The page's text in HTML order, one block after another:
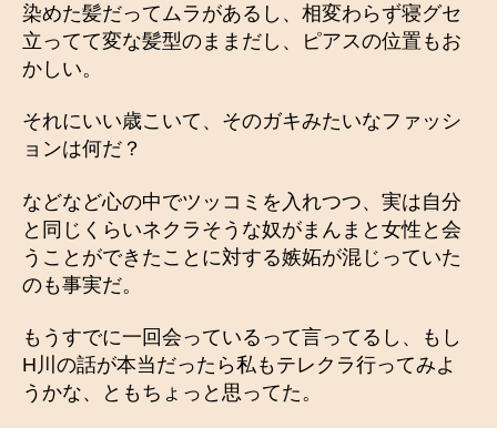
染めた髪だってムラがあるし、相変わらず寝グセ
立ってて変な髪型のままだし、ピアスの位置もお
かしい。
それにいい歳こいて、そのガキみたいなファッシ
ョンは何だ？
などなど心の中でツッコミを入れつつ、実は自分
と同じくらいネクラそうな奴がまんまと女性と会
うことができたことに対する嫉妬が混じっていた
のも事実だ。
もうすでに一回会っているって言ってるし、もし
H川の話が本当だったら私もテレクラ行ってみよ
うかな、ともちょっと思ってた。